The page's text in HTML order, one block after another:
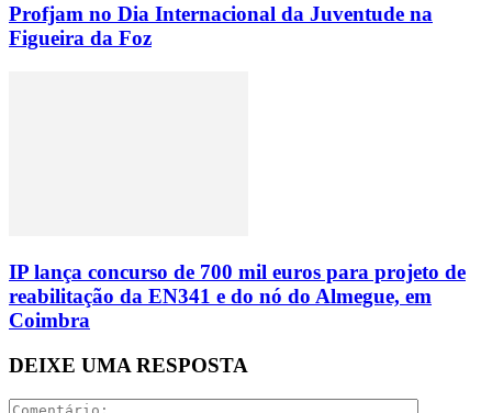
Profjam no Dia Internacional da Juventude na
Figueira da Foz
IP lança concurso de 700 mil euros para projeto de
reabilitação da EN341 e do nó do Almegue, em
Coimbra
DEIXE UMA RESPOSTA